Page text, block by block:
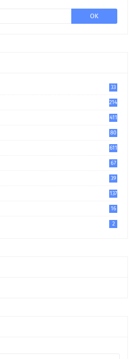
33
214
411
80
611
67
39
137
16
2